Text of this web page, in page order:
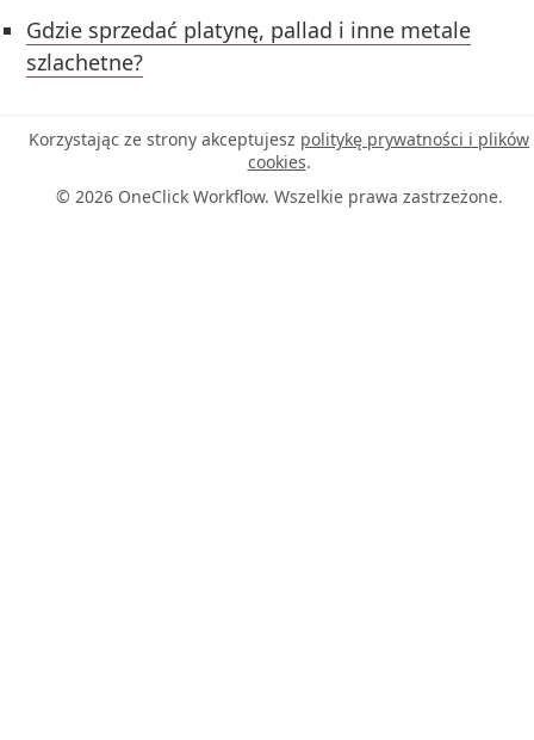
Gdzie sprzedać platynę, pallad i inne metale
szlachetne?
Korzystając ze strony akceptujesz politykę prywatności i plików
cookies.
© 2026 OneClick Workflow. Wszelkie prawa zastrzeżone.